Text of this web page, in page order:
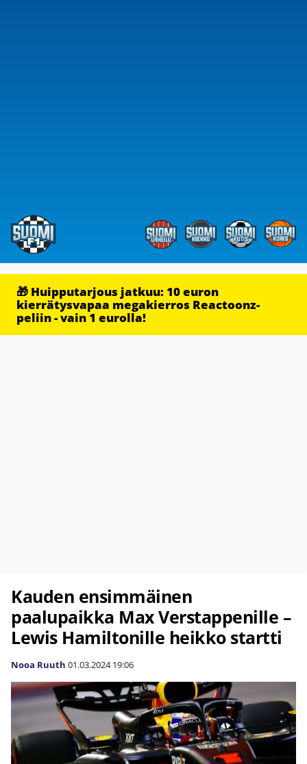
🎁 Huipputarjous jatkuu: 10 euron
kierrätysvapaa megakierros Reactoonz-
peliin - vain 1 eurolla!
Kauden ensimmäinen
paalupaikka Max Verstappenille –
Lewis Hamiltonille heikko startti
Nooa Ruuth 01.03.2024 19:06